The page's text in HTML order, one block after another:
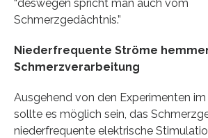
“deswegen spricht man auch vom
Schmerzgedächtnis.”
Niederfrequente Ströme
Schmerzverarbeitung
Ausgehend von den Experimenten
sollte es möglich sein, das
niederfrequente elektrische